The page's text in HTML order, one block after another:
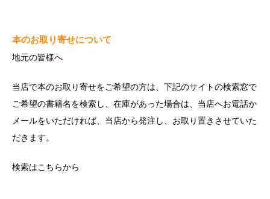
本のお取り寄せについて
地元の皆様へ
当店で本のお取り寄せをご希望の方は、下記のサイトの検索窓で
ご希望の書籍名を検索し、在庫があった場合は、当店へお電話か
メールをいただければ、当店から発注し、お取り置きさせていた
だきます。
検索はこちらから